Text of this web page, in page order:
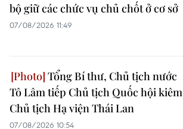
bộ giữ các chức vụ chủ chốt ở cơ sở
07/08/2026 11:49
Tổng Bí thư, Chủ tịch nước
Tô Lâm tiếp Chủ tịch Quốc hội kiêm
Chủ tịch Hạ viện Thái Lan
07/08/2026 10:54